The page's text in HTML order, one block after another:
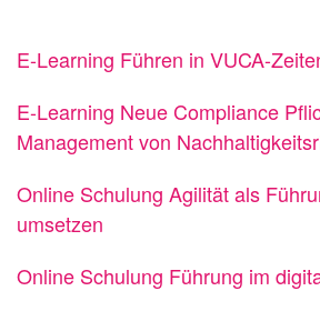
E-Learning Führen in VUCA-
E-Learning Neue Compliance
Management von
Online Schulung Agilität als
umsetzen
Online Schulung Führung im